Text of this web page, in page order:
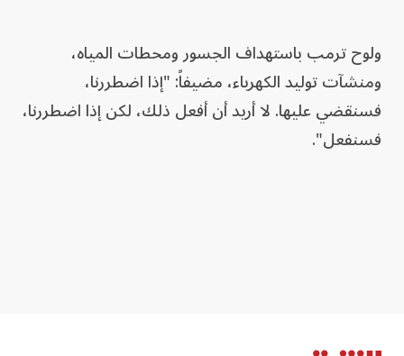
ولوح ترمب باستهداف الجسور ومحطات المياه،
ومنشآت توليد الكهرباء، مضيفاً: "إذا اضطررنا،
فسنقضي عليها. لا أريد أن أفعل ذلك، لكن إذا اضطررنا،
فسنفعل".